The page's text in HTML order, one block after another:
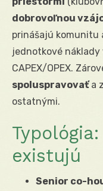
dobrovoľnou
prinášajú komunitu
jednotkové
CAPEX/OPEX.
spoluspravovaťa
ostatnými.
existujú
Senior co-